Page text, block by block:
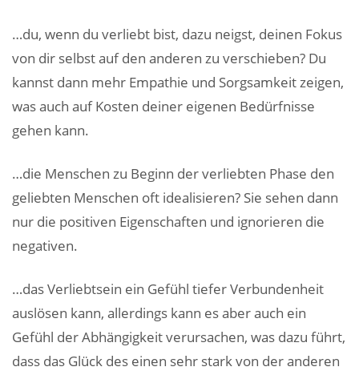
…du, wenn du verliebt bist, dazu neigst, deinen Fokus
von dir selbst auf den anderen zu verschieben? Du
kannst dann mehr Empathie und Sorgsamkeit zeigen,
was auch auf Kosten deiner eigenen Bedürfnisse
gehen kann.
…die Menschen zu Beginn der verliebten Phase den
geliebten Menschen oft idealisieren? Sie sehen dann
nur die positiven Eigenschaften und ignorieren die
negativen.
…das Verliebtsein ein Gefühl tiefer Verbundenheit
auslösen kann, allerdings kann es aber auch ein
Gefühl der Abhängigkeit verursachen, was dazu führt,
dass das Glück des einen sehr stark von der anderen